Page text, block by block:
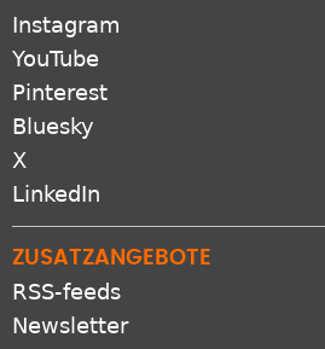
Instagram
YouTube
Pinterest
Bluesky
X
LinkedIn
ZUSATZANGEBOTE
RSS-feeds
Newsletter